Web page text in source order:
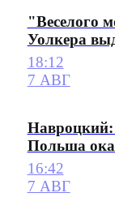
"Веселого
Уолкера
18:12
7 АВГ
Навроцкий:
Польша
16:42
7 АВГ